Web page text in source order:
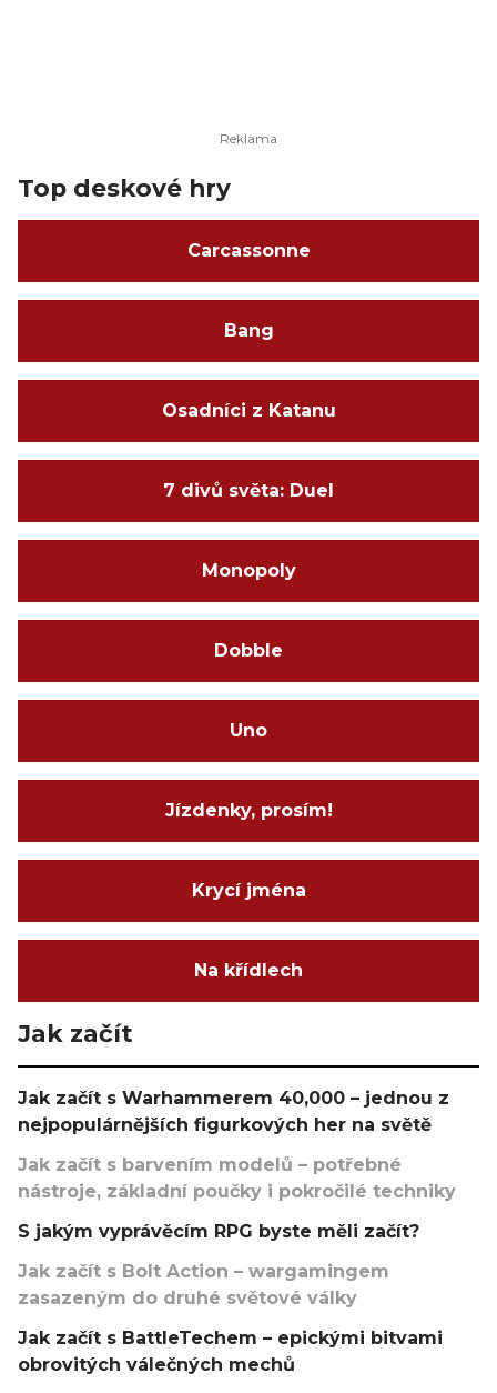
Top deskové hry
Carcassonne
Bang
Osadníci z Katanu
7 divů světa: Duel
Monopoly
Dobble
Uno
Jízdenky, prosím!
Krycí jména
Na křídlech
Jak začít
Jak začít s Warhammerem 40,000 – jednou z
nejpopulárnějších figurkových her na světě
Jak začít s barvením modelů – potřebné
nástroje, základní poučky i pokročilé techniky
S jakým vyprávěcím RPG byste měli začít?
Jak začít s Bolt Action – wargamingem
zasazeným do druhé světové války
Jak začít s BattleTechem – epickými bitvami
obrovitých válečných mechů